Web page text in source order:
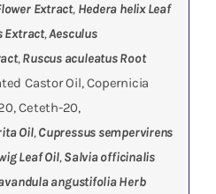
Extract,Hedera helix Leaf
Extract,Aesculus
,Ruscus aculeatus Root
Castor Oil, Copernicia
Ceteth-20,
Oil,Cupressus sempervirens
Leaf Oil,Salvia officinalis
angustifolia Herb